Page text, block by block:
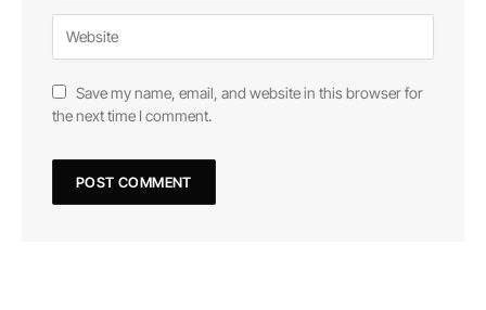
Save my name, email, and website in this browser for
the next time I comment.